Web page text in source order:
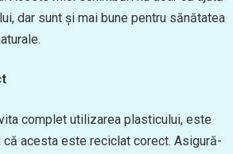
dar sunt și mai bune pentru sănătatea
complet utilizarea plasticului, este
acesta este reciclat corect. Asigură-